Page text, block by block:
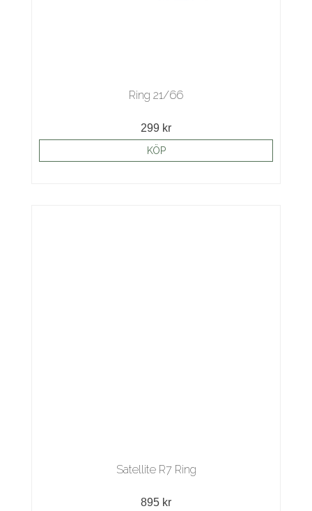
Ring 21/66
299 kr
KÖP
Satellite R7 Ring
895 kr